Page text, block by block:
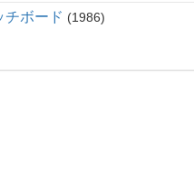
チボード 1986